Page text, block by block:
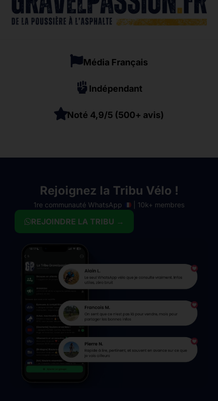
Média Français
Indépendant
Noté 4,9/5 (500+ avis)
Rejoignez la Tribu Vélo !
1re communauté WhatsApp | 10k+ membres
REJOINDRE LA TRIBU →